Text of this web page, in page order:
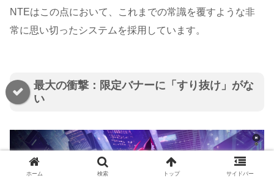
NTEはこの点において、これまでの常識を覆すような非
常に思い切ったシステムを採用しています。
最大の衝撃：限定バナーに「すり抜け」がな
い
ホーム 検索 トップ サイドバー